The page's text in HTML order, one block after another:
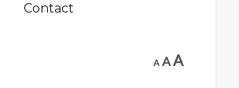
Contact
A AA